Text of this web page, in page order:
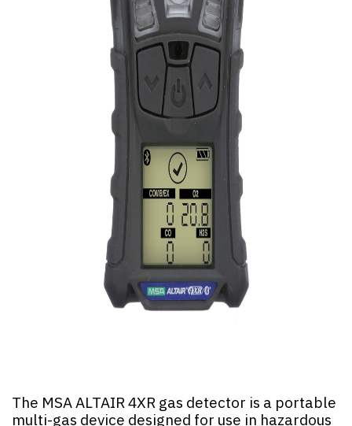
The MSA ALTAIR 4XR gas detector is a portable
multi-gas device designed for use in hazardous